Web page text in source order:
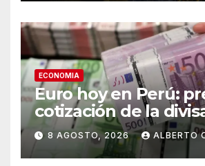
ECONOMIA
Euro hoy en Perú:
cotización de la
sábado 8 de agosto
8 AGOSTO, 2026 ALBERTO